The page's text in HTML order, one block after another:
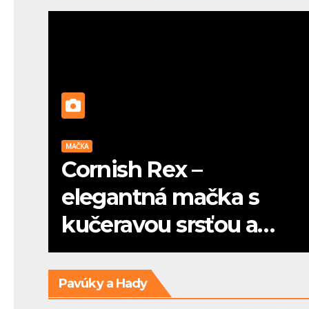
MAČKA
Cornish Rex –
elegantná mačka s
kučeravou srsťou a
psou dušou
Pavúky a Hady